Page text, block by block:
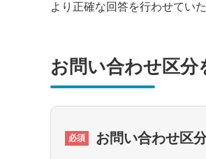
より正確な回答を行わせてい
お問い合わせ区分
お問い合わせ区